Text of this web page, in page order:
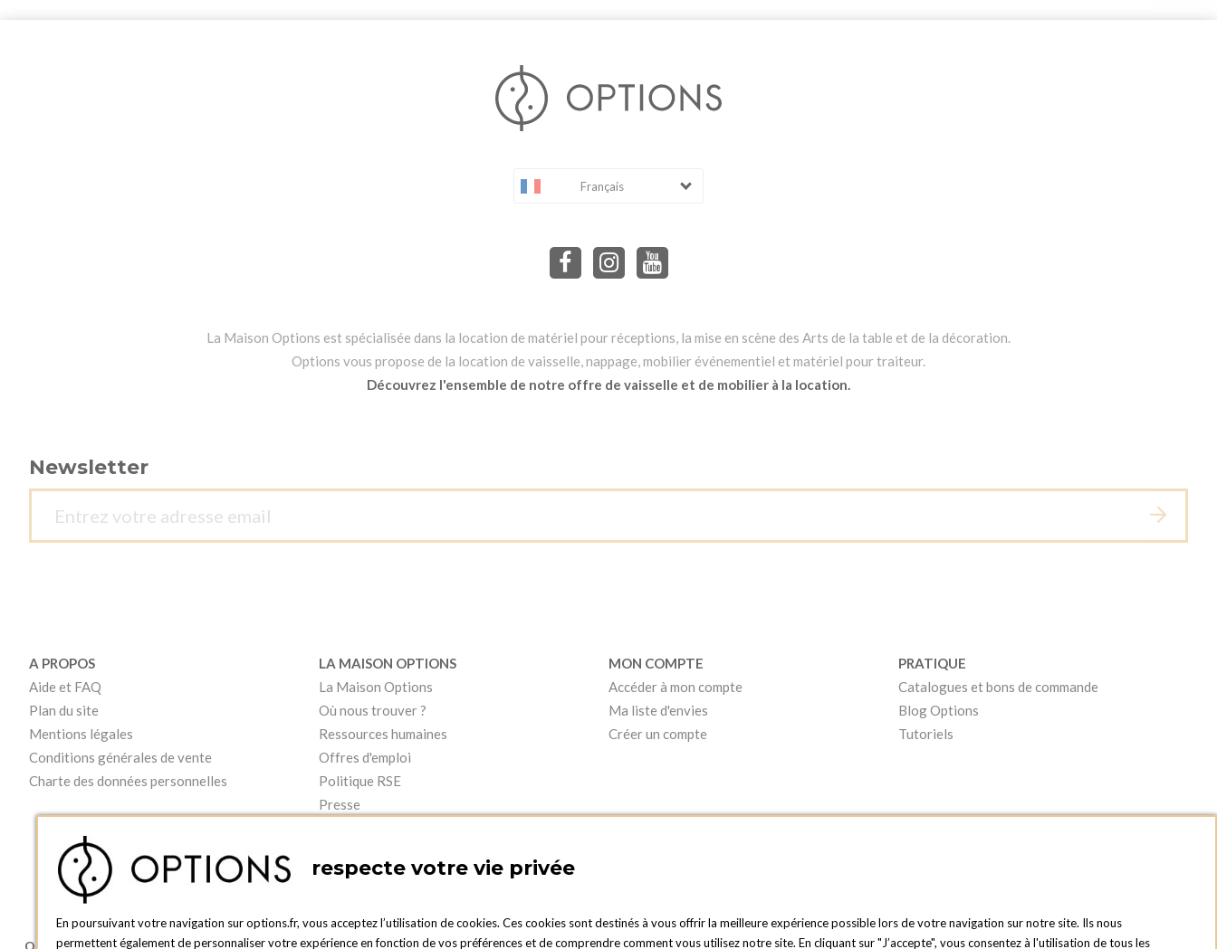
Français
La Maison Options est spécialisée dans la location de matériel pour réceptions, la mise en scène des Arts de la table et de la décoration.
Options vous propose de la location de vaisselle, nappage, mobilier événementiel et matériel pour traiteur.
Découvrez l'ensemble de notre offre de vaisselle et de mobilier à la location.
Newsletter
A PROPOS
Aide et FAQ
Plan du site
Mentions légales
Conditions générales de vente
Charte des données personnelles
LA MAISON OPTIONS
La Maison Options
Où nous trouver ?
Ressources humaines
Offres d'emploi
Politique RSE
Presse
MON COMPTE
Accéder à mon compte
Ma liste d'envies
Créer un compte
PRATIQUE
Catalogues et bons de commande
Blog Options
Tutoriels
OPTIONS LUXEMBOURG BOUTIQUE OPTIONS LUXEMBOURG
respecte votre vie privée
En poursuivant votre navigation sur options.fr, vous acceptez l’utilisation de cookies. Ces cookies sont destinés à vous offrir la meilleure expérience possible lors de votre navigation sur notre site. Ils nous
permettent également de personnaliser votre expérience en fonction de vos préférences et de comprendre comment vous utilisez notre site. En cliquant sur "J’accepte", vous consentez à l'utilisation de tous les